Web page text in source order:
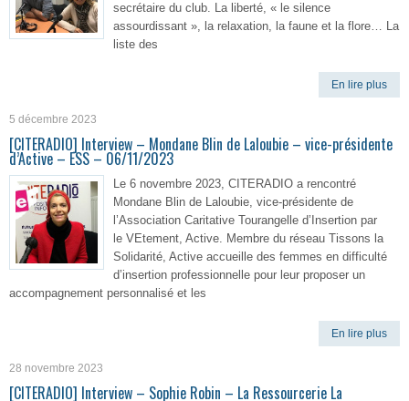
secrétaire du club. La liberté, « le silence
assourdissant », la relaxation, la faune et la flore… La
liste des
En lire plus
5 décembre 2023
[CITERADIO] Interview – Mondane Blin de Laloubie – vice-présidente
d’Active – ESS – 06/11/2023
Le 6 novembre 2023, CITERADIO a rencontré
Mondane Blin de Laloubie, vice-présidente de
l’Association Caritative Tourangelle d’Insertion par
le VEtement, Active. Membre du réseau Tissons la
Solidarité, Active accueille des femmes en difficulté
d’insertion professionnelle pour leur proposer un
accompagnement personnalisé et les
En lire plus
28 novembre 2023
[CITERADIO] Interview – Sophie Robin – La Ressourcerie La